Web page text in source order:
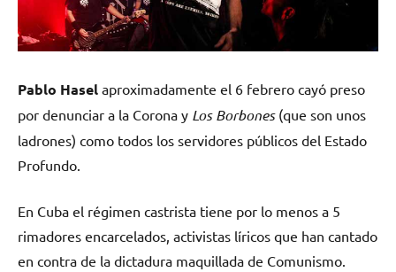
Pablo Hasel aproximadamente el 6 febrero cayó preso
por denunciar a la Corona y Los Borbones (que son unos
ladrones) como todos los servidores públicos del Estado
Profundo.
En Cuba el régimen castrista tiene por lo menos a 5
rimadores encarcelados, activistas líricos que han cantado
en contra de la dictadura maquillada de Comunismo.